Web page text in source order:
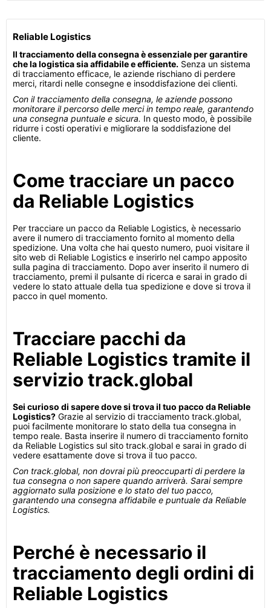
Reliable Logistics
Il tracciamento della consegna è essenziale per garantire
che la logistica sia affidabile e efficiente. Senza un sistema
di tracciamento efficace, le aziende rischiano di perdere
merci, ritardi nelle consegne e insoddisfazione dei clienti.
Con il tracciamento della consegna, le aziende possono
monitorare il percorso delle merci in tempo reale, garantendo
una consegna puntuale e sicura. In questo modo, è possibile
ridurre i costi operativi e migliorare la soddisfazione del
cliente.
Come tracciare un pacco
da Reliable Logistics
Per tracciare un pacco da Reliable Logistics, è necessario
avere il numero di tracciamento fornito al momento della
spedizione. Una volta che hai questo numero, puoi visitare il
sito web di Reliable Logistics e inserirlo nel campo apposito
sulla pagina di tracciamento. Dopo aver inserito il numero di
tracciamento, premi il pulsante di ricerca e sarai in grado di
vedere lo stato attuale della tua spedizione e dove si trova il
pacco in quel momento.
Tracciare pacchi da
Reliable Logistics tramite il
servizio track.global
Sei curioso di sapere dove si trova il tuo pacco da Reliable
Logistics? Grazie al servizio di tracciamento track.global,
puoi facilmente monitorare lo stato della tua consegna in
tempo reale. Basta inserire il numero di tracciamento fornito
da Reliable Logistics sul sito track.global e sarai in grado di
vedere esattamente dove si trova il tuo pacco.
Con track.global, non dovrai più preoccuparti di perdere la
tua consegna o non sapere quando arriverà. Sarai sempre
aggiornato sulla posizione e lo stato del tuo pacco,
garantendo una consegna affidabile e puntuale da Reliable
Logistics.
Perché è necessario il
tracciamento degli ordini di
Reliable Logistics